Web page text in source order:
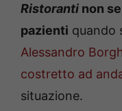
Ristoranti non
pazienti quando
Alessandro
costretto ad
situazione.